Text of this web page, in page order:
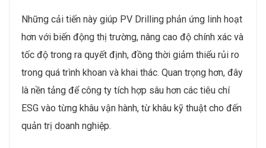
Những cải tiến này giúp PV Drilling phản ứng linh hoạt
hơn với biến động thị trường, nâng cao độ chính xác và
tốc độ trong ra quyết định, đồng thời giảm thiểu rủi ro
trong quá trình khoan và khai thác. Quan trọng hơn, đây
là nền tảng để công ty tích hợp sâu hơn các tiêu chí
ESG vào từng khâu vận hành, từ khâu kỹ thuật cho đến
quản trị doanh nghiệp.